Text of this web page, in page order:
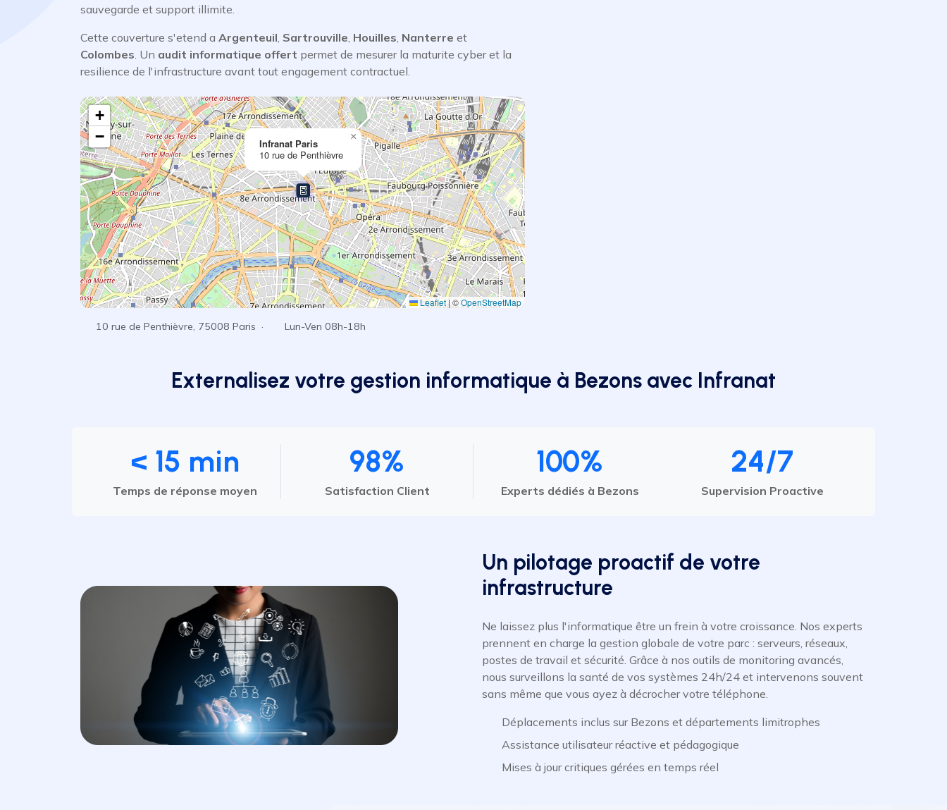
sauvegarde et support illimite.
Cette couverture s'etend a Argenteuil, Sartrouville, Houilles, Nanterre et
Colombes. Un audit informatique offert permet de mesurer la maturite cyber et la
resilience de l'infrastructure avant tout engagement contractuel.
Infranat Paris
10 rue de Penthièvre
×
+
−
Leaflet|©OpenStreetMap
10 rue de Penthièvre, 75008 Paris · Lun-Ven 08h-18h
Externalisez votre gestion informatique à Bezons avec Infranat
< 15 min
Temps de réponse moyen
98%
Satisfaction Client
100%
Experts dédiés à Bezons
24/7
Supervision Proactive
Un pilotage proactif de votre
infrastructure
Ne laissez plus l'informatique être un frein à votre croissance. Nos experts
prennent en charge la gestion globale de votre parc : serveurs, réseaux,
postes de travail et sécurité. Grâce à nos outils de monitoring avancés,
nous surveillons la santé de vos systèmes 24h/24 et intervenons souvent
sans même que vous ayez à décrocher votre téléphone.
Déplacements inclus sur Bezons et départements limitrophes
Assistance utilisateur réactive et pédagogique
Mises à jour critiques gérées en temps réel